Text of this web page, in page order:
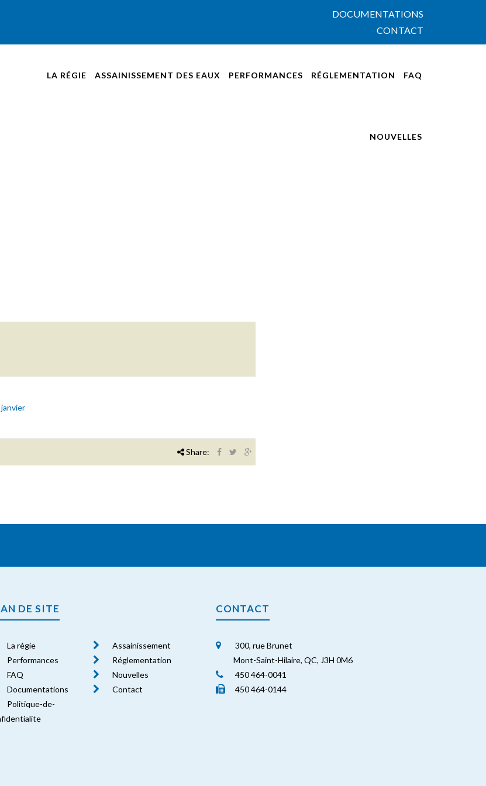
DOCUMENTATIONS
CONTACT
LA RÉGIE ASSAINISSEMENT DES EAUX PERFORMANCES RÉGLEMENTATION FAQ
NOUVELLES
Share:
DE SITE
La régie
Assainissement
Performances
Réglementation
FAQ
Nouvelles
Documentations
Contact
Politique-de-
CONTACT
300, rue Brunet
Mont-Saint-Hilaire, QC, J3H 0M6
450 464-0041
450 464-0144